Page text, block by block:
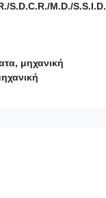
S.D.C.R./M.D./S.S.I.D.
μηχανική